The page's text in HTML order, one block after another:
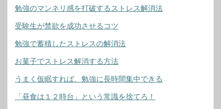
勉強のマンネリ感を打破するストレス解消法
受験生が禁欲を成功させるコツ
勉強で蓄積したストレスの解消法
お菓子でストレス解消する方法
うまく仮眠すれば、勉強に長時間集中できる
「昼食は１２時台」という常識を捨てろ！